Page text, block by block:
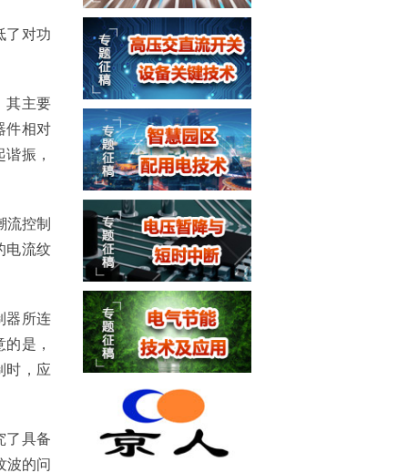
了对功
其主要
件相对
振，
流控制
电流纹
器所连
是，
时，应
了具备
波的问